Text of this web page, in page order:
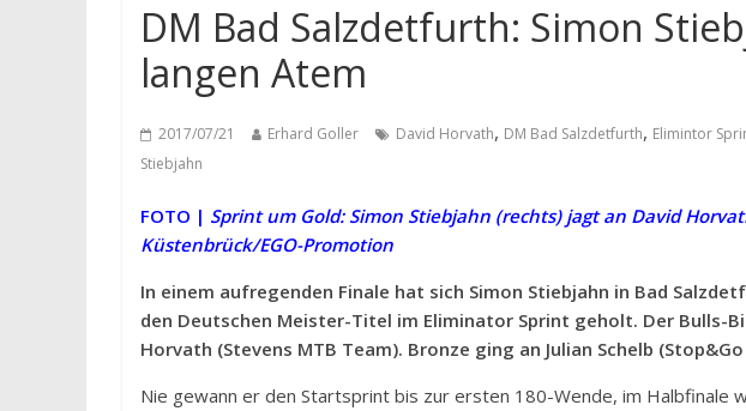
DM Bad Salzdetfurth: Simon
langen Atem
2017/07/21 Erhard Goller David Horvath, DM Bad Salzdetfurth, Elimintor
Stiebjahn
FOTO | Sprint um Gold: Simon Stiebjahn (rechts) jagt an David
Küstenbrück/EGO-Promotion
In einem aufregenden Finale hat sich Simon Stiebjahn in Bad
den Deutschen Meister-Titel im Eliminator Sprint geholt. Der Bulls-
Horvath (Stevens MTB Team). Bronze ging an Julian Schelb
Nie gewann er den Startsprint bis zur ersten 180-Wende, im Halbfinale